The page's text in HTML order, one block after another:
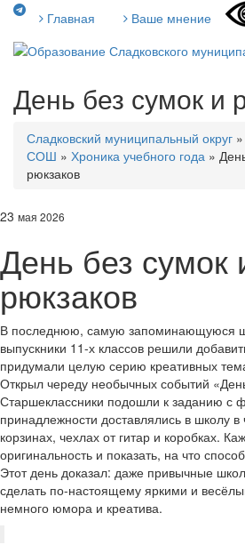
Главная Ваше мнение
День без сумок и
Сладковский муниципальный округ »
СОШ » Хроника учебного года »
рюкзаков
23 мая 2026
День без сумок
рюкзаков
В последнюю, самую запоминающуюся
выпускники 11-х классов решили
придумали целую серию креативных
Открыл череду необычных событий
Старшеклассники подошли к заданию с
принадлежности доставлялись в школу
корзинах, чехлах от гитар и коробках.
оригинальность и показать, на что
Этот день доказал: даже привычные
сделать по-настоящему яркими и
немного юмора и креатива.